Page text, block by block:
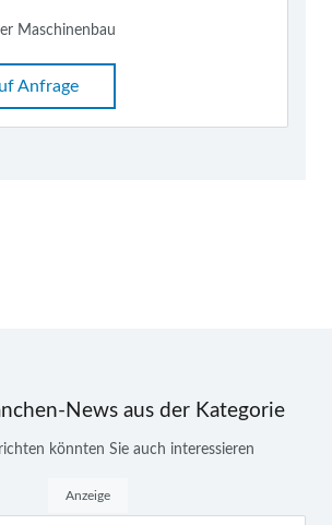
Maschinenbau
Anfrage
News aus der Kategorie
könnten Sie auch interessieren
Anzeige